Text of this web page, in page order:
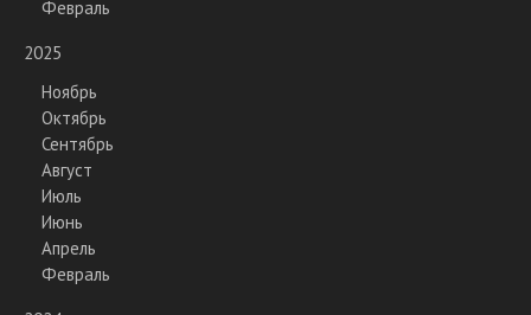
Февраль
2025
Ноябрь
Октябрь
Сентябрь
Август
Июль
Июнь
Апрель
Февраль